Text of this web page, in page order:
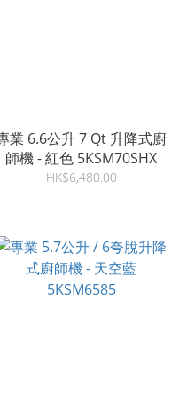
業 6.6公升 7 Qt 升降式廚
師機 - 紅色 5KSM70SHX
HK$6,480.00